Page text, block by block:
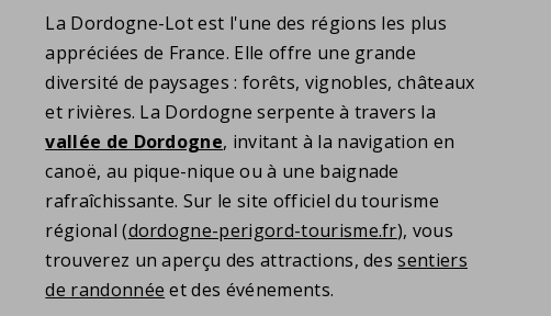
La Dordogne-Lot est l'une des régions les plus
appréciées de France. Elle offre une grande
diversité de paysages : forêts, vignobles, châteaux
et rivières. La Dordogne serpente à travers la
vallée de Dordogne, invitant à la navigation en
canoë, au pique-nique ou à une baignade
rafraîchissante. Sur le site officiel du tourisme
régional (dordogne-perigord-tourisme.fr), vous
trouverez un aperçu des attractions, dessentiers
de randonnée et des événements.